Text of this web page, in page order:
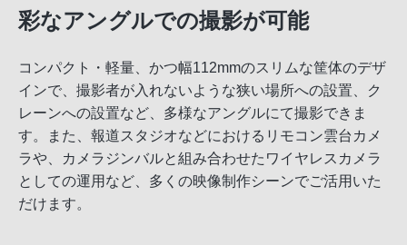
彩なアングルでの撮影が可能
コンパクト・軽量、かつ幅112mmのスリムな筐体のデザ
インで、撮影者が入れないような狭い場所への設置、ク
レーンへの設置など、多様なアングルにて撮影できま
す。また、報道スタジオなどにおけるリモコン雲台カメ
ラや、カメラジンバルと組み合わせたワイヤレスカメラ
としての運用など、多くの映像制作シーンでご活用いた
だけます。